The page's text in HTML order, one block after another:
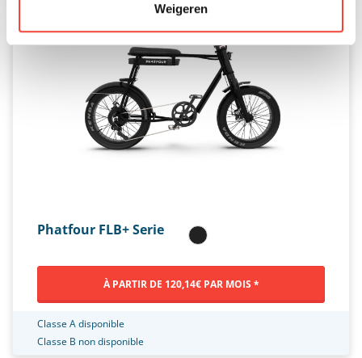
Weigeren
Phatfour FLB+ Serie
À PARTIR DE 120,14€ PAR MOIS *
Classe A disponible
Classe B non disponible